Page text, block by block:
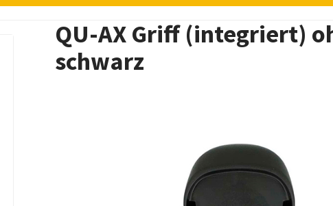
QU-AX Griff (integriert)
schwarz